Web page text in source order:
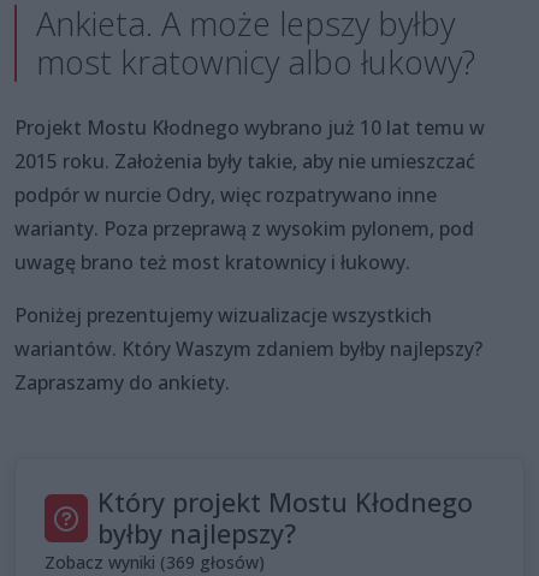
Ankieta. A może lepszy byłby
most kratownicy albo łukowy?
Projekt Mostu Kłodnego wybrano już 10 lat temu w
2015 roku. Założenia były takie, aby nie umieszczać
podpór w nurcie Odry, więc rozpatrywano inne
warianty. Poza przeprawą z wysokim pylonem, pod
uwagę brano też most kratownicy i łukowy.
Poniżej prezentujemy wizualizacje wszystkich
wariantów. Który Waszym zdaniem byłby najlepszy?
Zapraszamy do ankiety.
Który projekt Mostu Kłodnego
byłby najlepszy?
Zobacz wyniki (369 głosów)